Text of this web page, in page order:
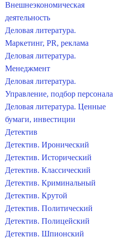
Внешнеэкономическая
деятельность
Деловая литература.
Маркетинг, PR, реклама
Деловая литература.
Менеджмент
Деловая литература.
Управление, подбор персонала
Деловая литература. Ценные
бумаги, инвестиции
Детектив
Детектив. Иронический
Детектив. Исторический
Детектив. Классический
Детектив. Криминальный
Детектив. Крутой
Детектив. Политический
Детектив. Полицейский
Детектив. Шпионский